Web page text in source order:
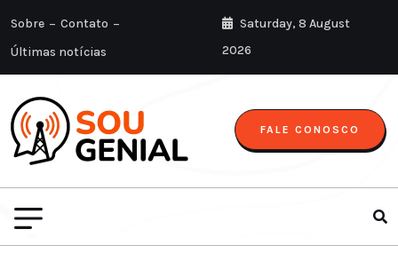
Sobre
Contato
Últimas notícias
Saturday, 8 August
2026
FALE CONOSCO